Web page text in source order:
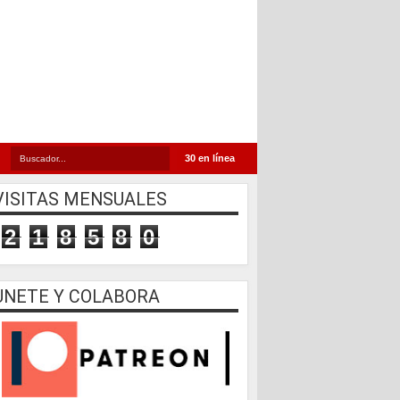
30 en línea
MENSUALES
2 1 8 5 8 0
Y COLABORA